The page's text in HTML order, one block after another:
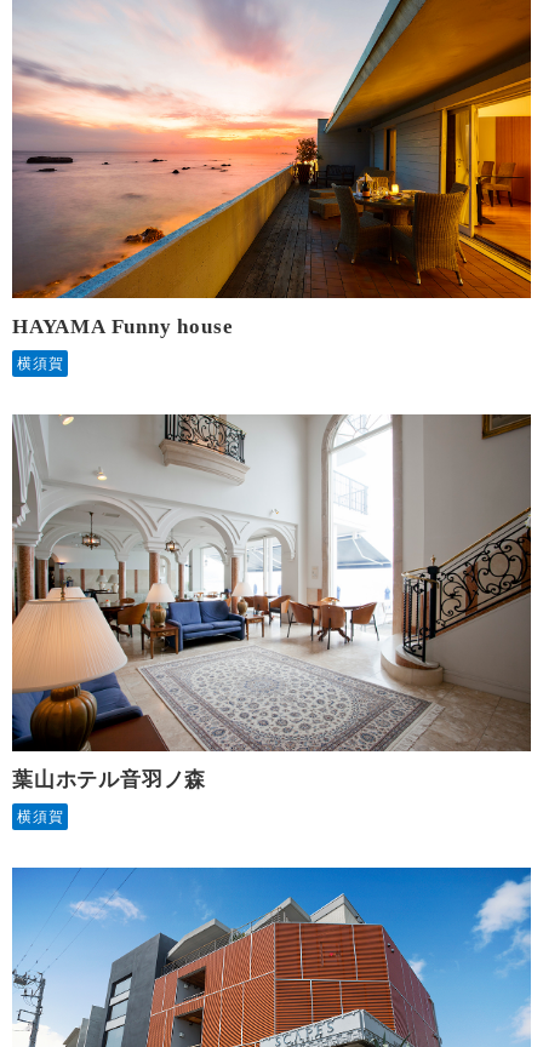
HAYAMA Funny house
横須賀
葉山ホテル音羽ノ森
横須賀